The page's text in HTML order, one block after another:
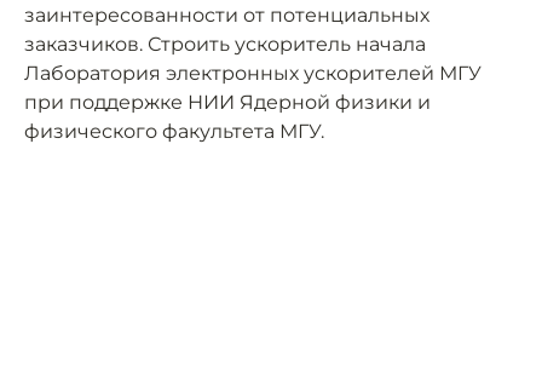
заинтересованности от потенциальных
заказчиков. Строить ускоритель начала
Лаборатория электронных ускорителей МГУ
при поддержке НИИ Ядерной физики и
физического факультета МГУ.